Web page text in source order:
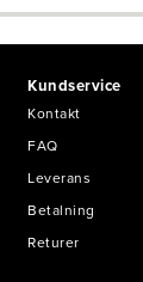
Kundservice
Kontakt
FAQ
Leverans
Betalning
Returer